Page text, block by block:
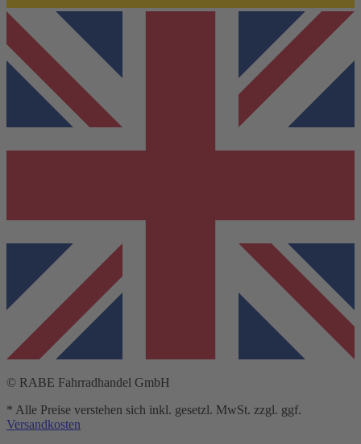
© RABE Fahrradhandel GmbH
* Alle Preise verstehen sich inkl. gesetzl. MwSt. zzgl. ggf.
Versandkosten